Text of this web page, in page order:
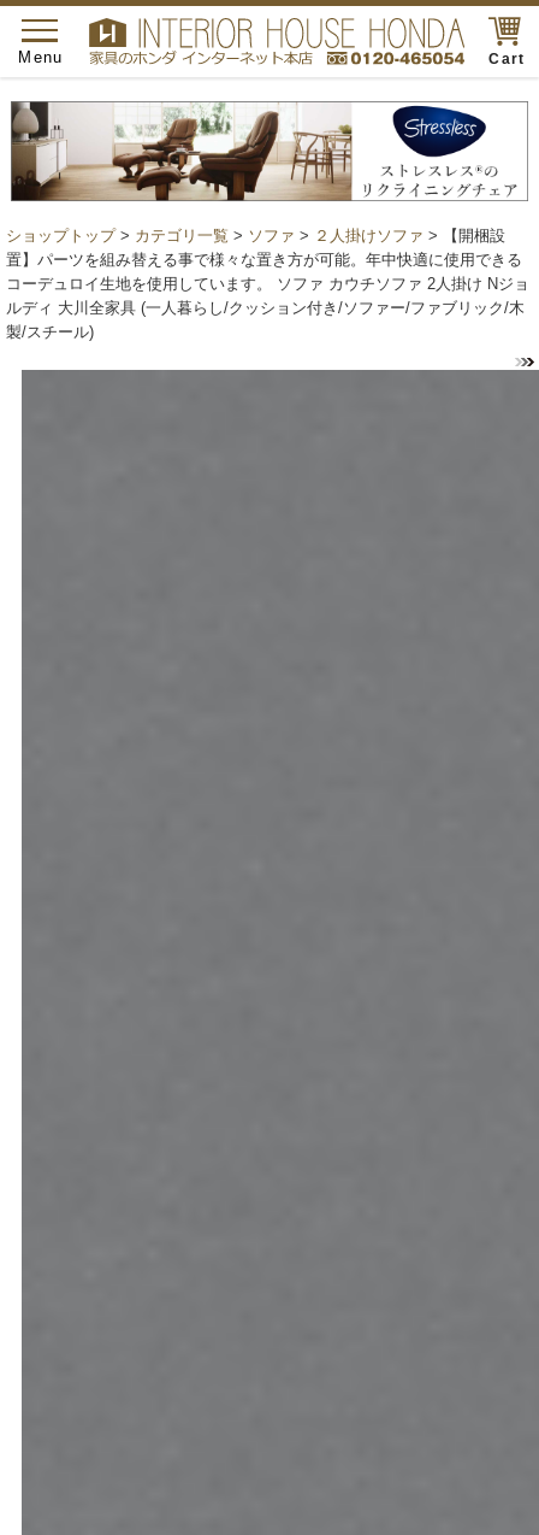
Cart
toggle
navigation
Menu
ショップトップ> カテゴリ一覧 > ソファ > ２人掛けソファ > 【開梱設
置】パーツを組み替える事で様々な置き方が可能。年中快適に使用できる
コーデュロイ生地を使用しています。 ソファ カウチソファ 2人掛け Nジョ
ルディ 大川全家具 (一人暮らし/クッション付き/ソファー/ファブリック/木
製/スチール)